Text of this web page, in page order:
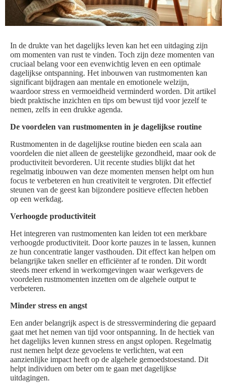
In de drukte van het dagelijks leven kan het een uitdaging zijn
om momenten van rust te vinden. Toch zijn deze momenten van
cruciaal belang voor een evenwichtig leven en een optimale
dagelijkse ontspanning. Het inbouwen van rustmomenten kan
significant bijdragen aan mentale en emotionele welzijn,
waardoor stress en vermoeidheid verminderd worden. Dit artikel
biedt praktische inzichten en tips om bewust tijd voor jezelf te
nemen, zelfs in een drukke agenda.
De voordelen van rustmomenten in je dagelijkse routine
Rustmomenten in de dagelijkse routine bieden een scala aan
voordelen die niet alleen de geestelijke gezondheid, maar ook de
productiviteit bevorderen. Uit recente studies blijkt dat het
regelmatig inbouwen van deze momenten mensen helpt om hun
focus te verbeteren en hun creativiteit te vergroten. Dit effectief
steunen van de geest kan bijzondere positieve effecten hebben
op een werkdag.
Verhoogde productiviteit
Het integreren van rustmomenten kan leiden tot een merkbare
verhoogde productiviteit. Door korte pauzes in te lassen, kunnen
ze hun concentratie langer vasthouden. Dit effect kan helpen om
belangrijke taken sneller en efficiënter af te ronden. Dit wordt
steeds meer erkend in werkomgevingen waar werkgevers de
voordelen rustmomenten inzetten om de algehele output te
verbeteren.
Minder stress en angst
Een ander belangrijk aspect is de stressvermindering die gepaard
gaat met het nemen van tijd voor ontspanning. In de hectiek van
het dagelijks leven kunnen stress en angst oplopen. Regelmatig
rust nemen helpt deze gevoelens te verlichten, wat een
aanzienlijke impact heeft op de algehele gemoedstoestand. Dit
helpt individuen om beter om te gaan met dagelijkse
uitdagingen.